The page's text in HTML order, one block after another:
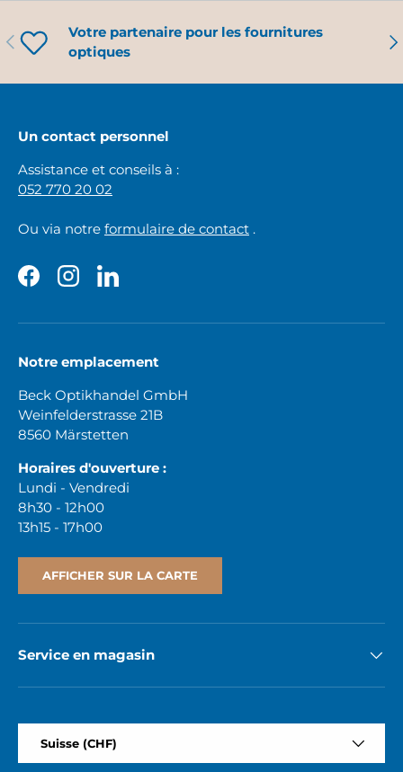
PRÉCÉDENTVotre partenaire pour les fournitures
optiques
Un contact personnel
Assistance et conseils à :
052 770 20 02
Ou via notre formulaire de contact .
FacebookInstagramLinkedIn
Notre emplacement
Beck Optikhandel GmbH
Weinfelderstrasse 21B
8560 Märstetten
Horaires d'ouverture :
Lundi - Vendredi
8h30 - 12h00
13h15 - 17h00
AFFICHER SUR LA CARTE
Service en magasin
Suisse (CHF)